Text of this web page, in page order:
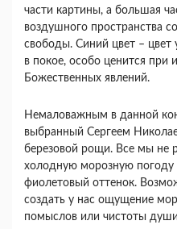
части картины, а большая
воздушного пространства
свободы. Синий цвет – цвет
в покое, особо ценится при
Божественных явлений.
Немаловажным в данной
выбранный Сергеем
березовой рощи. Все мы не
холодную морозную погоду
фиолетовый оттенок.
создать у нас ощущение
помыслов или чистоты